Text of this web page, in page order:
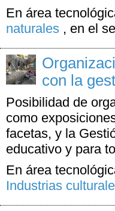
En área
naturales , en el
con la
Posibilidad de
como
facetas, y la
educativo y para
En área
Industrias